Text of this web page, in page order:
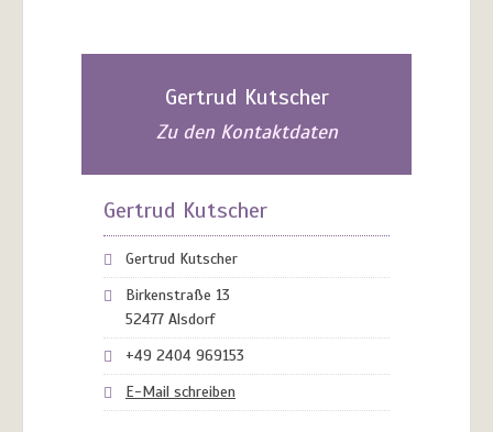
Gertrud Kutscher
Zu den Kontaktdaten
Gertrud Kutscher
Gertrud Kutscher
Birkenstraße 13
52477 Alsdorf
+49 2404 969153
E-Mail schreiben